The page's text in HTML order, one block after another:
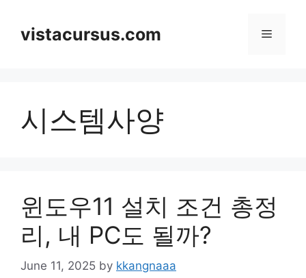
contentvistacursus.com Menu
시스템사양
윈도우11 설치 조건 총정
리, 내 PC도 될까?
June 11, 2025 by kkangnaaa